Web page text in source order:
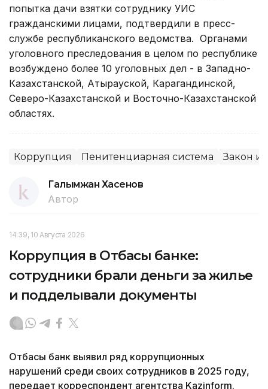
попытка дачи взятки сотруднику УИС
гражданскими лицами, подтвердили в пресс-
службе республиканского ведомства. Органами
уголовного преследования в целом по республике
возбуждено более 10 уголовных дел - в Западно-
Казахстанской, Атырауской, Карагандинской,
Северо-Казахстанской и Восточно-Казахстанской
областях.
Коррупция Пенитенциарная система Закон и
Галымжан Хасенов
Автор
14:39, 10 Августа 2026
Коррупция в Отбасы банке:
сотрудники брали деньги за жилье
и подделывали документы
Отбасы банк выявил ряд коррупционных
нарушений среди своих сотрудников в 2025 году,
передает корреспондент агентства Kazinform.